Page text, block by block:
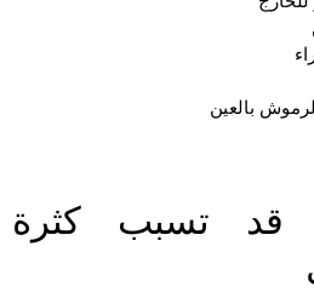
بالعين
قد تسبب كثرة